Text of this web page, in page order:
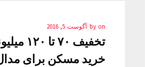
by on آگوست 5, 2016
تخفیف ۷۰ تا
خرید مسکن برای